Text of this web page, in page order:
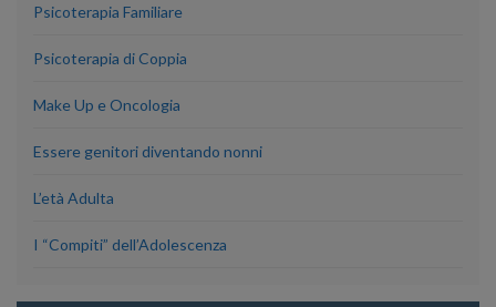
Psicoterapia Familiare
Psicoterapia di Coppia
Make Up e Oncologia
Essere genitori diventando nonni
L’età Adulta
I “Compiti” dell’Adolescenza